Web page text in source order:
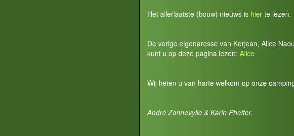
Het allerlaatste (bouw) nieuws is hier te lezen.
De vorige eigenaresse van Kerjean, Alice
kunt u op deze pagina lezen: Alice
Wij heten u van harte welkom op onze
André Zonnevylle & Karin Pheifer.